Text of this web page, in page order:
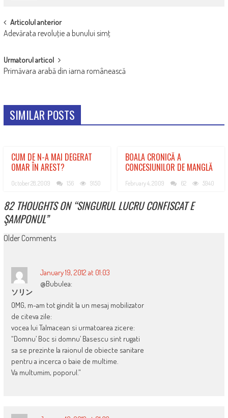
POST
NAVIGATION
Articolul anterior
Adevărata revoluţie a bunului simţ
Urmatorul articol
Primăvara arabă din iarna românească
SIMILAR POSTS
CUM DE N-A MAI DEGERAT
OMAR ÎN AREST?
October 28, 2009 156 9150
BOALA CRONICĂ A
CONCESIUNILOR DE MANGLĂ
February 4, 2009 62 5940
82 THOUGHTS ON “SINGURUL LUCRU CONFISCAT E
ŞAMPONUL”
COMMENT
Older Comments
ソリン
January 19, 2012 at 01:03
@Bubulea:
OMG, m-am tot gindit la un mesaj mobilizator
de citeva zile:
vocea lui Talmacean si urmatoarea zicere:
“Domnu’ Boc si domnu’ Basescu sint rugati
sa se prezinte la raionul de obiecte sanitare
pentru a incerca o baie de multime.
Va multumim, poporul.”